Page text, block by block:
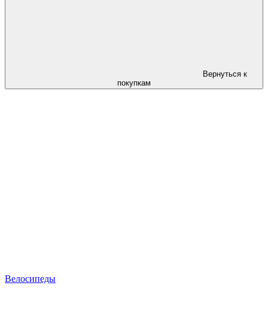
Вернуться к
покупкам
Велосипеды